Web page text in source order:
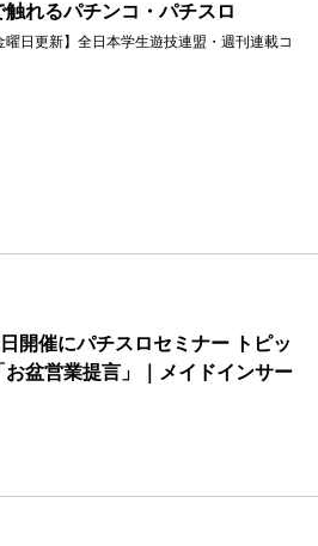
触れるパチンコ・パチスロ
曜日更新】全日本学生遊技連盟・週刊連載コ
開催にパチスロセミナー トピッ
お盆営業提言」｜メイドインサー